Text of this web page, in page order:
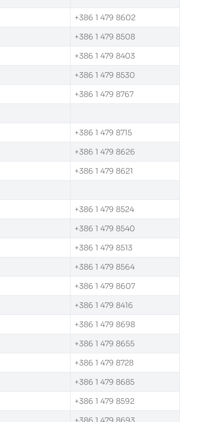
+386 1 479 8602
+386 1 479 8508
+386 1 479 8403
+386 1 479 8530
+386 1 479 8767
+386 1 479 8715
+386 1 479 8626
+386 1 479 8621
+386 1 479 8524
+386 1 479 8540
+386 1 479 8513
+386 1 479 8564
+386 1 479 8607
+386 1 479 8416
+386 1 479 8698
+386 1 479 8655
+386 1 479 8728
+386 1 479 8685
+386 1 479 8592